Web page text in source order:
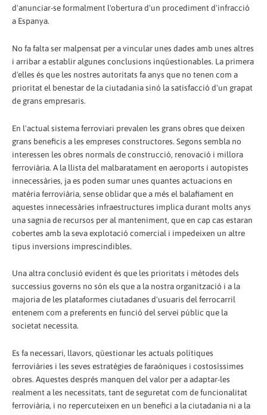
d'anunciar-se formalment l'obertura d'un procediment d'infracció
a Espanya.
No fa falta ser malpensat per a vincular unes dades amb unes altres
i arribar a establir algunes conclusions inqüestionables. La primera
d'elles és que les nostres autoritats fa anys que no tenen com a
prioritat el benestar de la ciutadania sinó la satisfacció d'un grapat
de grans empresaris.
En l'actual sistema ferroviari prevalen les grans obres que deixen
grans beneficis a les empreses constructores. Segons sembla no
interessen les obres normals de construcció, renovació i millora
ferroviària. A la llista del malbaratament en aeroports i autopistes
innecessàries, ja es poden sumar unes quantes actuacions en
matèria ferroviària, sense oblidar que a més el balafiament en
aquestes innecessàries infraestructures implica durant molts anys
una sagnia de recursos per al manteniment, que en cap cas estaran
cobertes amb la seva explotació comercial i impedeixen un altre
tipus inversions imprescindibles.
Una altra conclusió evident és que les prioritats i mètodes dels
successius governs no són els que a la nostra organització i a la
majoria de les plataformes ciutadanes d'usuaris del ferrocarril
entenem com a preferents en funció del servei públic que la
societat necessita.
Es fa necessari, llavors, qüestionar les actuals polítiques
ferroviàries i les seves estratègies de faraòniques i costosíssimes
obres. Aquestes després manquen del valor per a adaptar-les
realment a les necessitats, tant de seguretat com de funcionalitat
ferroviària, i no repercuteixen en un benefici a la ciutadania ni a la